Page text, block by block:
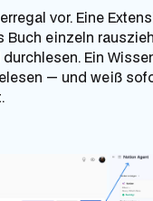
vor. Eine
Buch einzeln
Ein
— und weiß